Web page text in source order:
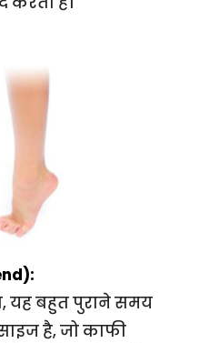
यह बहुत पुराने समय
है, जो काफी